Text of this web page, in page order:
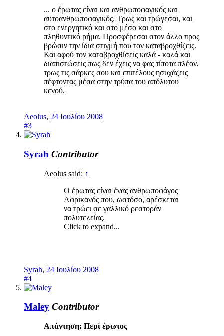
... ο έρωτας είναι και ανθρωποφαγικός και
αυτοανθρωποφαγικός. Τρως και τρώγεσαι, και
στο ενεργητικό και στο μέσο και στο
πληθυντικό ρήμα. Προσφέρεσαι στον άλλο προς
βρώσιν την ίδια στιγμή που τον καταβροχθίζεις.
Και αφού τον καταβροχθίσεις καλά - καλά και
διαπιστώσεις πως δεν έχεις να φας τίποτα πλέον,
τρως τις σάρκες σου και επιτέλους ησυχάζεις
πέφτοντας μέσα στην τρύπα του απόλυτου
κενού.
Aeolus, 24 Ιουλίου 2008
#3
Syrah Contributor
Aeolus said: ↑
Ο έρωτας είναι ένας ανθρωποφάγος
Αφρικανός που, ωστόσο, αρέσκεται
να τρώει σε γαλλικό ρεστοράν
πολυτελείας.
Click to expand...
Syrah, 24 Ιουλίου 2008
#4
Maley Contributor
Απάντηση: Περί έρωτος